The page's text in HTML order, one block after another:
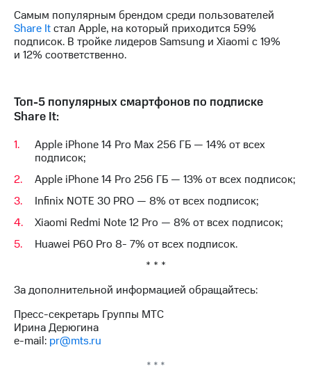
Описание
Программа
приобретения
Порядок
Дивиденды
Рынок
Описание
Еврооблигации-2023
Уведомление
погашении
именных
Другое
Реквизиты
Контакты
развитие
деловая этика
На главную
Самым популярным брендом среди пользователей
Share Itстал Apple, на который приходится 59%
подписок. В тройке лидеров Samsung и Xiaomi c 19%
и 12% соответственно.
Топ-5 популярных смартфонов по подписке
Share It:
Apple iPhone 14 Pro Max 256 ГБ — 14% от всех
подписок;
Apple iPhone 14 Pro 256 ГБ — 13% от всех подписок;
Infinix NOTE 30 PRO — 8% от всех подписок;
Xiaomi Redmi Note 12 Pro — 8% от всех подписок;
Huawei P60 Pro 8- 7% от всех подписок.
* * *
За дополнительной информацией обращайтесь:
Пресс-секретарь Группы МТС
Ирина Дерюгина
e-mail: pr@mts.ru
* * *